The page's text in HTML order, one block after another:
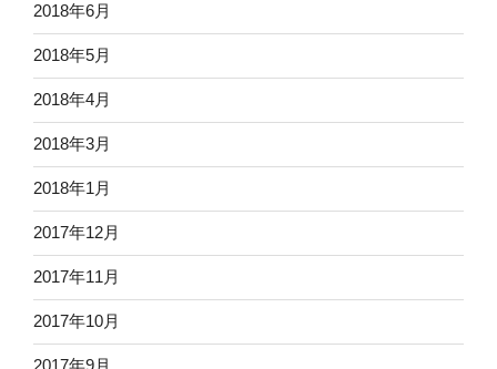
2018年6月
2018年5月
2018年4月
2018年3月
2018年1月
2017年12月
2017年11月
2017年10月